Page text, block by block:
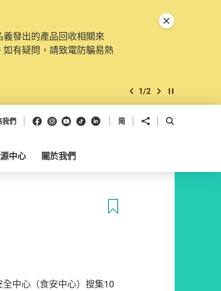
發出的產品回收相關來
有疑問，請致電防騙易熱
上一個
1/2 下一個開始/暫停幻燈
關閉特別通告
我們 Facebook
Instagram
Youtube
抖音領英 简 分享到 開啟搜尋框
中心 關於我們
中心（食安中心）搜集10